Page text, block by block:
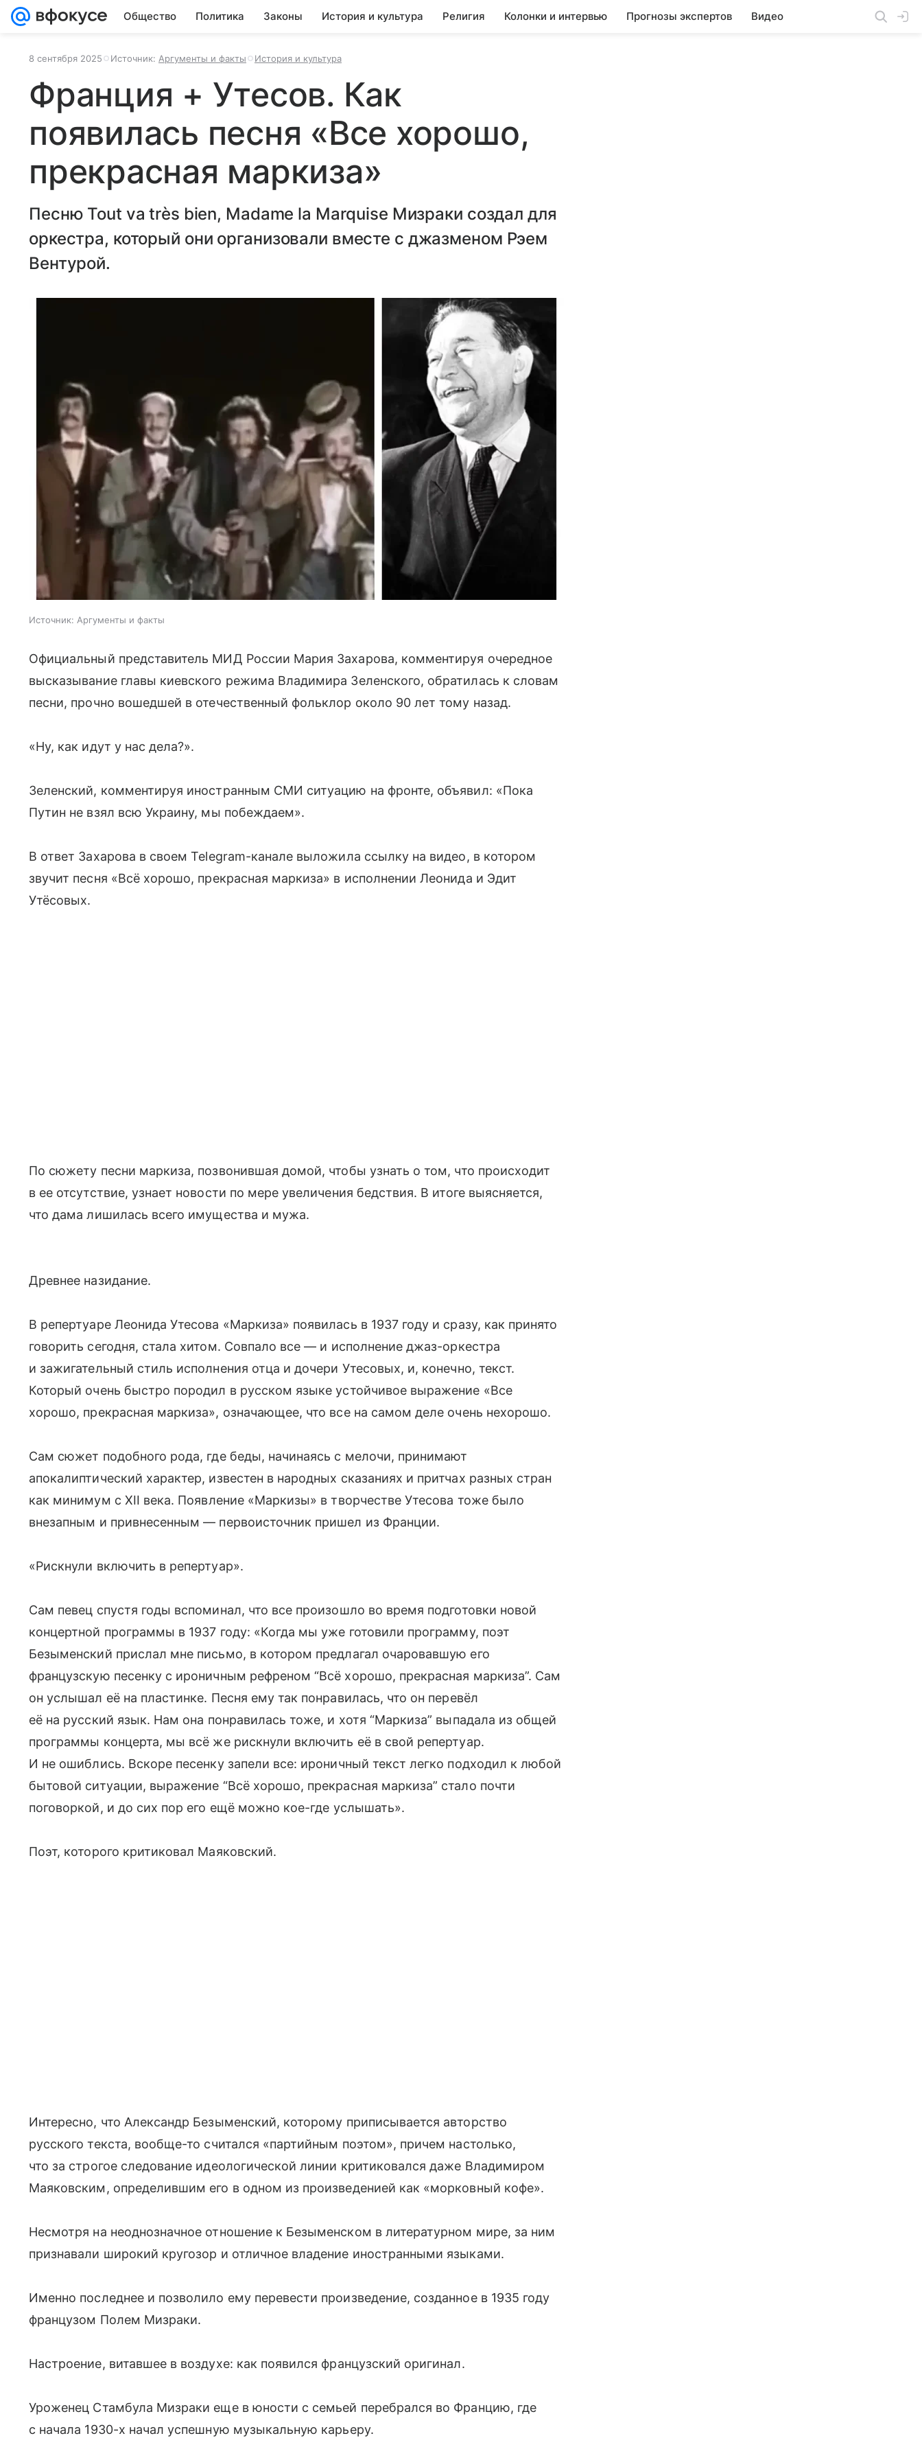
Общество Политика Законы История и культура Религия Колонки и интервью Прогнозы экспертов Видео
8 сентября 2025 Источник: Аргументы и факты История и культура
Франция + Утесов. Как
появилась песня «Все хорошо,
прекрасная маркиза»
Песню Tout va très bien, Madame la Marquise Мизраки создал для
оркестра, который они организовали вместе с джазменом Рэем
Вентурой.
Источник: Аргументы и факты
Официальный представитель МИД России Мария Захарова, комментируя очередное
высказывание главы киевского режима Владимира Зеленского, обратилась к словам
песни, прочно вошедшей в отечественный фольклор около 90 лет тому назад.
«Ну, как идут у нас дела?».
Зеленский, комментируя иностранным СМИ ситуацию на фронте, объявил: «Пока
Путин не взял всю Украину, мы побеждаем».
В ответ Захарова в своем Telegram-канале выложила ссылку на видео, в котором
звучит песня «Всё хорошо, прекрасная маркиза» в исполнении Леонида и Эдит
Утёсовых.
По сюжету песни маркиза, позвонившая домой, чтобы узнать о том, что происходит
в ее отсутствие, узнает новости по мере увеличения бедствия. В итоге выясняется,
что дама лишилась всего имущества и мужа.
Древнее назидание.
В репертуаре Леонида Утесова «Маркиза» появилась в 1937 году и сразу, как принято
говорить сегодня, стала хитом. Совпало все — и исполнение джаз-оркестра
и зажигательный стиль исполнения отца и дочери Утесовых, и, конечно, текст.
Который очень быстро породил в русском языке устойчивое выражение «Все
хорошо, прекрасная маркиза», означающее, что все на самом деле очень нехорошо.
Сам сюжет подобного рода, где беды, начинаясь с мелочи, принимают
апокалиптический характер, известен в народных сказаниях и притчах разных стран
как минимум с XII века. Появление «Маркизы» в творчестве Утесова тоже было
внезапным и привнесенным — первоисточник пришел из Франции.
«Рискнули включить в репертуар».
Сам певец спустя годы вспоминал, что все произошло во время подготовки новой
концертной программы в 1937 году: «Когда мы уже готовили программу, поэт
Безыменский прислал мне письмо, в котором предлагал очаровавшую его
французскую песенку с ироничным рефреном “Всё хорошо, прекрасная маркиза”. Сам
он услышал её на пластинке. Песня ему так понравилась, что он перевёл
её на русский язык. Нам она понравилась тоже, и хотя “Маркиза” выпадала из общей
программы концерта, мы всё же рискнули включить её в свой репертуар.
И не ошиблись. Вскоре песенку запели все: ироничный текст легко подходил к любой
бытовой ситуации, выражение “Всё хорошо, прекрасная маркиза” стало почти
поговоркой, и до сих пор его ещё можно кое-где услышать».
Поэт, которого критиковал Маяковский.
Интересно, что Александр Безыменский, которому приписывается авторство
русского текста, вообще-то считался «партийным поэтом», причем настолько,
что за строгое следование идеологической линии критиковался даже Владимиром
Маяковским, определившим его в одном из произведенией как «морковный кофе».
Несмотря на неоднозначное отношение к Безыменском в литературном мире, за ним
признавали широкий кругозор и отличное владение иностранными языками.
Именно последнее и позволило ему перевести произведение, созданное в 1935 году
французом Полем Мизраки.
Настроение, витавшее в воздухе: как появился французский оригинал.
Уроженец Стамбула Мизраки еще в юности с семьей перебрался во Францию, где
с начала 1930-х начал успешную музыкальную карьеру.